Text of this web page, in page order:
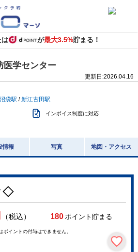
は が最大3.5%貯まる！
学センター
更新日:2026.04.16
沼袋駅 /新江古田駅
インボイス制度に対応
情報 写真 地図・アクセス
◇
（税込） 180ポイント貯まる
イントの付与はできません。